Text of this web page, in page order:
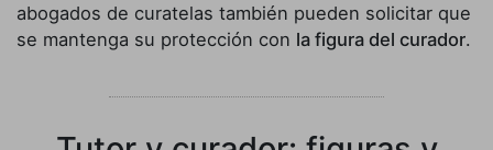
abogados de curatelas también pueden solicitar que
se mantenga su protección con la figura del curador.